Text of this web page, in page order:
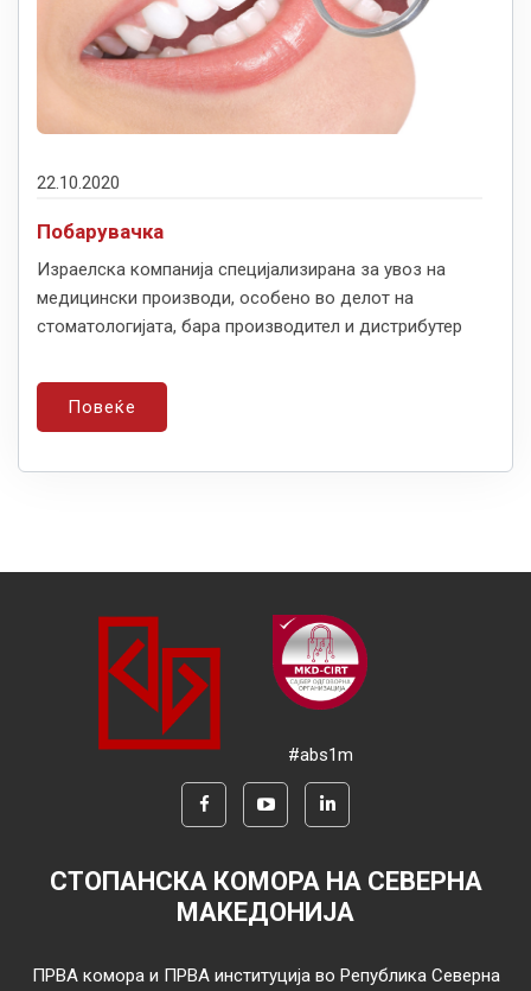
22.10.2020
Побарувачка
Израелска компанија специјализирана за увоз на
медицински производи, особено во делот на
стоматологијата, бара производител и дистрибутер
Повеќе
#abs1m
СТОПАНСКА КОМОРА НА СЕВЕРНА
МАКЕДОНИЈА
ПРВА комора и ПРВА институција во Република Северна